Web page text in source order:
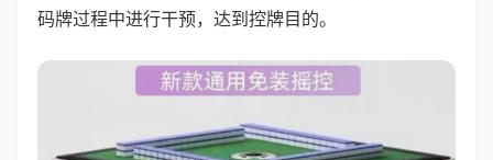
码牌过程中进行干预，达到控牌目的。